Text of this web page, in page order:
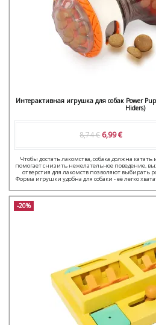
Интерактивная игрушка для собак Power Pup
Hiders)
8,74 € 6,99 €
Чтобы достать лакомства, собака должна
помогает снизить нежелательное поведение,
отверстия для лакомств позволяют выбирать
Форма игрушки удобна для собаки - её легко
-20%